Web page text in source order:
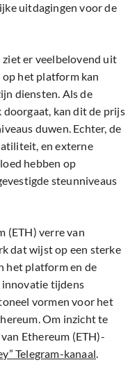
uitdagingen voor de
er veelbelovend uit
het platform kan
diensten. Als de
kan dit de prijs
duwen. Echter, de
en externe
hebben op
steunniveaus
(ETH) verre van
dat wijst op een sterke
het platform en de
tijdens
vormen voor het
Om inzicht te
Ethereum (ETH)-
Telegram-kanaal.